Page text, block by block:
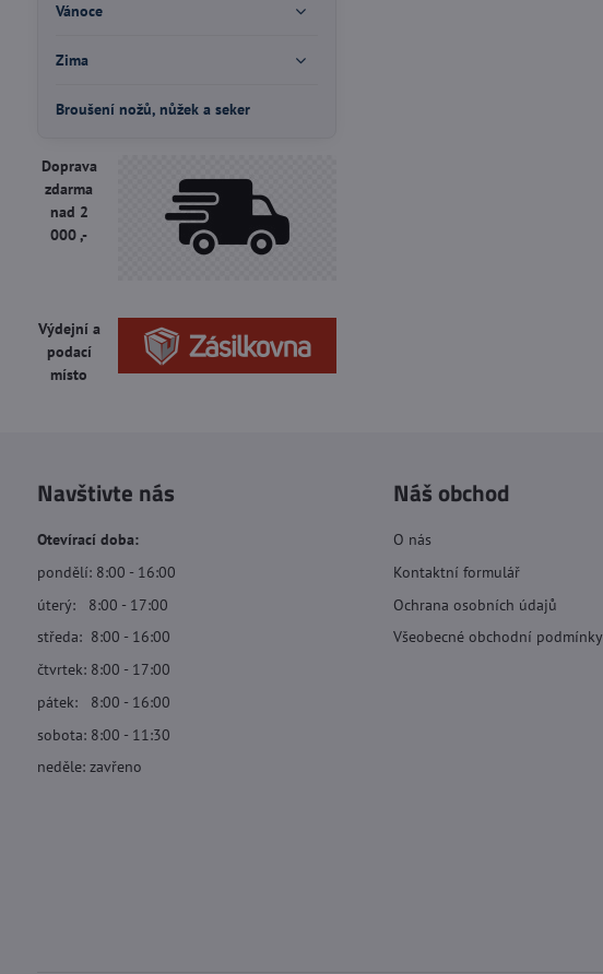
Vánoce
Zima
Broušení nožů, nůžek a seker
Doprava
zdarma
nad 2
000 ,-
Výdejní a
podací
místo
Navštivte nás
Otevírací doba:
pondělí: 8:00 - 16:00
úterý: 8:00 - 17:00
středa: 8:00 - 16:00
čtvrtek: 8:00 - 17:00
pátek: 8:00 - 16:00
sobota: 8:00 - 11:30
neděle: zavřeno
Náš obchod
O nás
Kontaktní formulář
Ochrana osobních údajů
Všeobecné obchodní podmínky